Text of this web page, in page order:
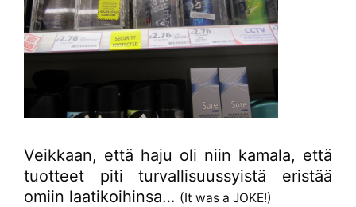
Veikkaan, että haju oli niin kamala, että
tuotteet piti turvallisuussyistä eristää
omiin laatikoihinsa… (It was a JOKE!)